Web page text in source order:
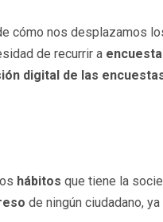
cómo nos desplazamos
de recurrir a
digital de las
hábitos que tiene la
de ningún ciudadano,